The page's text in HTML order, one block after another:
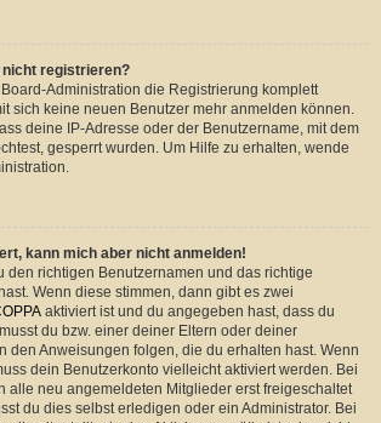
Rate. Bitte beachte, dass phpBB Limited und der
Rechtsberatung anbieten kann und nicht die
jeglicher Art ist; außer solchen, die
soll ich mich wenden, falls es Beschwerden oder
Forum gibt?“ behandelt werden.
Administration die Registrierung komplett
sich keine neuen Benutzer mehr anmelden können.
deine IP-Adresse oder der Benutzername, mit dem
gesperrt wurden. Um Hilfe zu erhalten, wende
kann mich aber nicht anmelden!
den richtigen Benutzernamen und das richtige
Wenn diese stimmen, dann gibt es zwei